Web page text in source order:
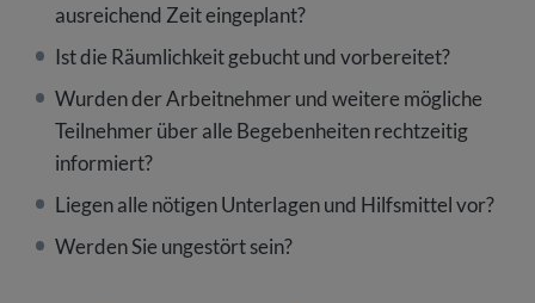
ausreichend Zeit eingeplant?
Ist die Räumlichkeit gebucht und vorbereitet?
Wurden der Arbeitnehmer und weitere mögliche
Teilnehmer über alle Begebenheiten rechtzeitig
informiert?
Liegen alle nötigen Unterlagen und Hilfsmittel vor?
Werden Sie ungestört sein?